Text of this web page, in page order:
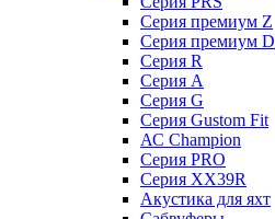
Cерия премиум Z
Cерия премиум D
Cерия R
Cерия A
Cерия G
Cерия Gustom Fit
АС Champion
Cерия PRO
Cерия XX39R
Акустика для яхт